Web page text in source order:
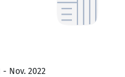
- Nov. 2022